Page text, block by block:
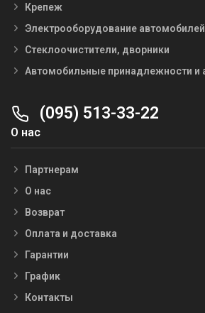
Крепеж
Электрооборудование автомобилей
Стеклоочистители, дворники
Автомобильные принадлежности и
(095) 513-33-22
О нас
Партнерам
О нас
Возврат
Оплата и доставка
Гарантии
График
Контакты